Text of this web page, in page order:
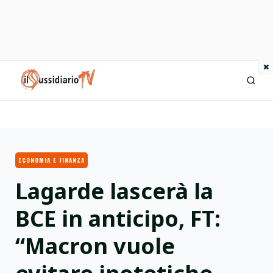
×
IlSussidiario TV
ECONOMIA E FINANZA
Lagarde lascerà la
BCE in anticipo, FT:
“Macron vuole